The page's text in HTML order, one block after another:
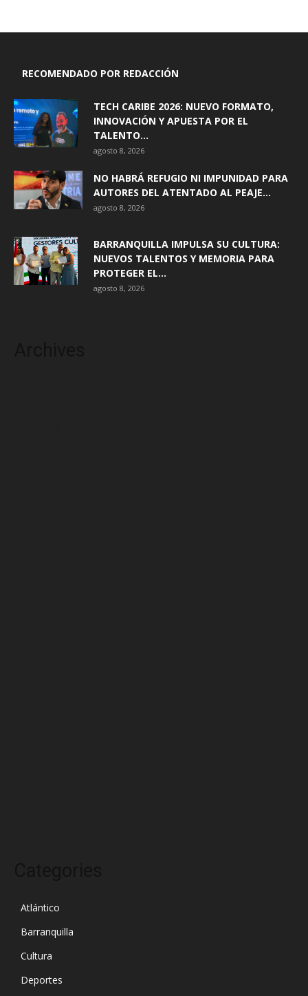
RECOMENDADO POR REDACCIÓN
TECH CARIBE 2026: NUEVO FORMATO,
INNOVACIÓN Y APUESTA POR EL
TALENTO...
agosto 8, 2026
NO HABRÁ REFUGIO NI IMPUNIDAD PARA
AUTORES DEL ATENTADO AL PEAJE...
agosto 8, 2026
BARRANQUILLA IMPULSA SU CULTURA:
NUEVOS TALENTOS Y MEMORIA PARA
PROTEGER EL...
agosto 8, 2026
Atlántico
Barranquilla
Cultura
Deportes